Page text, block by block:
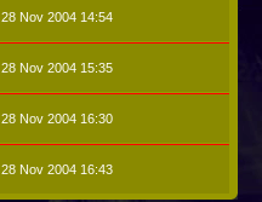
28 Nov 2004 14:54
28 Nov 2004 15:35
28 Nov 2004 16:30
28 Nov 2004 16:43